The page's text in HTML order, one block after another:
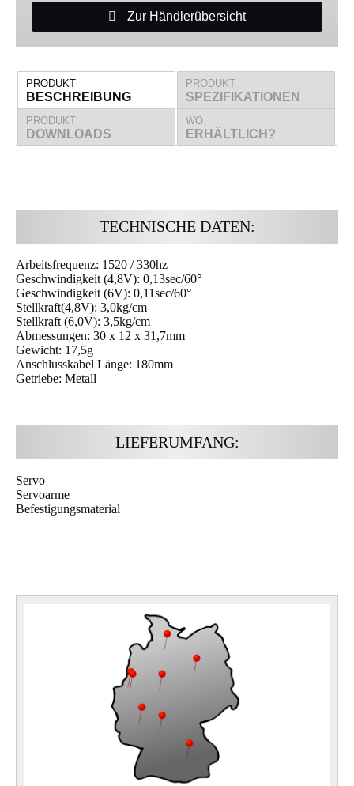
Zur Händlerübersicht
PRODUKT
BESCHREIBUNG
PRODUKT
SPEZIFIKATIONEN
PRODUKT
DOWNLOADS
WO
ERHÄLTLICH?
TECHNISCHE DATEN:
Arbeitsfrequenz: 1520 / 330hz
Geschwindigkeit (4,8V): 0,13sec/60°
Geschwindigkeit (6V): 0,11sec/60°
Stellkraft(4,8V): 3,0kg/cm
Stellkraft (6,0V): 3,5kg/cm
Abmessungen: 30 x 12 x 31,7mm
Gewicht: 17,5g
Anschlusskabel Länge: 180mm
Getriebe: Metall
LIEFERUMFANG:
Servo
Servoarme
Befestigungsmaterial